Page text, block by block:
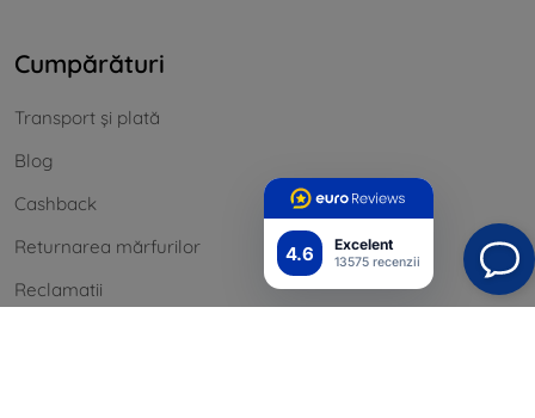
4.6 Excelent
13575 recenzii
Cumpărături
Transport și plată
Blog
Cashback
Returnarea mărfurilor
Reclamatii